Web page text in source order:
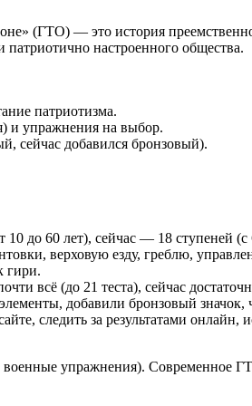
(ГТО) — это история
настроенного общества.
патриотизма.
и упражнения на выбор.
сейчас добавился бронзовый).
до 60 лет), сейчас — 18 ступеней (с
верховую езду, греблю,
гири.
всё (до 21 теста), сейчас
добавили бронзовый
следить за результатами
упражнения). Современное